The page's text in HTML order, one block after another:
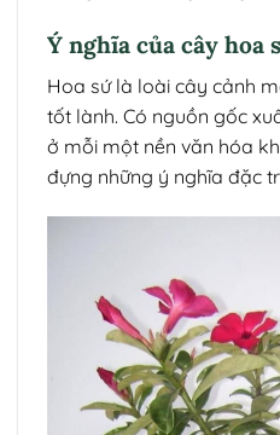
Ý nghĩa của cây hoa
Hoa sứ là loài cây cảnh
tốt lành. Có nguồn gốc
ở mỗi một nền văn hóa
đựng những ý nghĩa đặc